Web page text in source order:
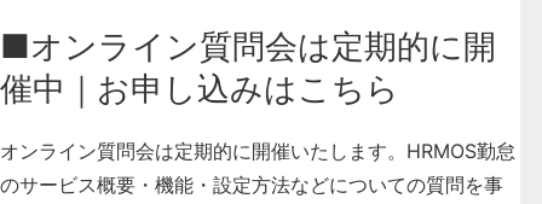
■オンライン質問会は定期的に開
催中｜お申し込みはこちら
オンライン質問会は定期的に開催いたします。HRMOS勤怠
のサービス概要・機能・設定方法などについての質問を事